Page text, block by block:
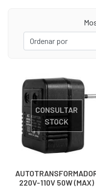
CONSULTAR
STOCK
220V-110V 50W (MAX)